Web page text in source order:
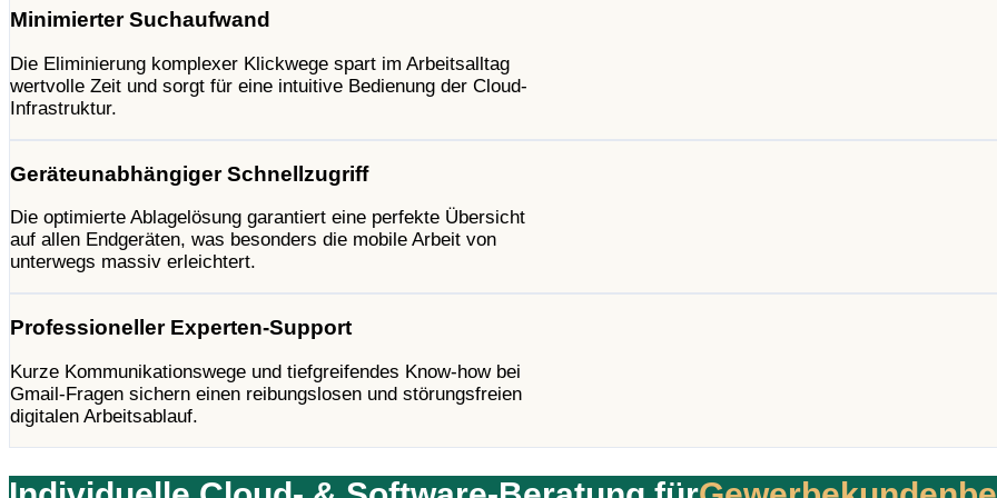
Minimierter Suchaufwand
Die Eliminierung komplexer Klickwege spart im Arbeitsalltag
wertvolle Zeit und sorgt für eine intuitive Bedienung der Cloud-
Infrastruktur.
Geräteunabhängiger Schnellzugriff
Die optimierte Ablagelösung garantiert eine perfekte Übersicht
auf allen Endgeräten, was besonders die mobile Arbeit von
unterwegs massiv erleichtert.
Professioneller Experten-Support
Kurze Kommunikationswege und tiefgreifendes Know-how bei
Gmail-Fragen sichern einen reibungslosen und störungsfreien
digitalen Arbeitsablauf.